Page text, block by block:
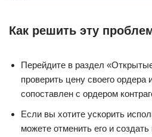
Как решить эту
Перейдите в раздел
проверить цену своего
сопоставлен с ордером
Если вы хотите ускорить
можете отменить его и